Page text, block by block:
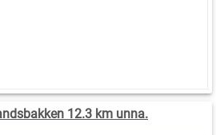
12.3 km unna.